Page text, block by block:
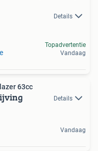
Details
Topadvertentie
Vandaag
63cc
Details
Vandaag